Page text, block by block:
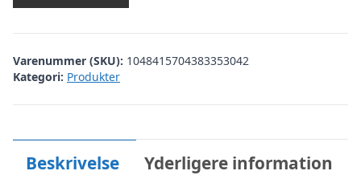
Varenummer (SKU): 1048415704383353042
Kategori: Produkter
Beskrivelse Yderligere information